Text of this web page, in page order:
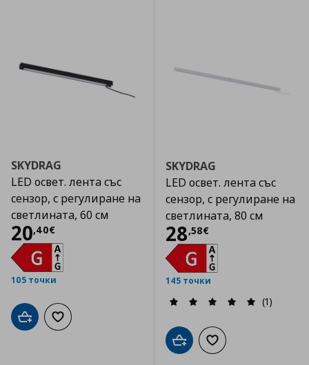
SKYDRAG
LED освет. лента със
сензор, с регулиране на
светлината, 60 см
20,40€
Цена
105 точки
Добави в кошницата
Добави към списъка с любими
SKYDRAG
LED освет. лента със
сензор, с регулиране на
светлината, 80 см
28,58€
Цена
145 точки
(1)
Добави в кошницата
Добави към